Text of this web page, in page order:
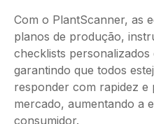
Com o PlantScanner, as
planos de produção,
checklists personalizados
garantindo que todos
responder com rapidez e
mercado, aumentando a
consumidor.